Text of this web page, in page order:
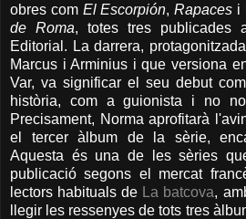
obres com El Escorpión,Rapaces i
de Roma, totes tres publicades
Editorial. La darrera,
Marcus i Arminius i que versiona
Var, va significar el seu debut
història, com a guionista i no
Precisament, Norma aprofitarà
el tercer àlbum de la sèrie,
Aquesta és una de les sèries
publicació segons el mercat
lectors habituals de La batcova,
llegir les ressenyes de tots tres